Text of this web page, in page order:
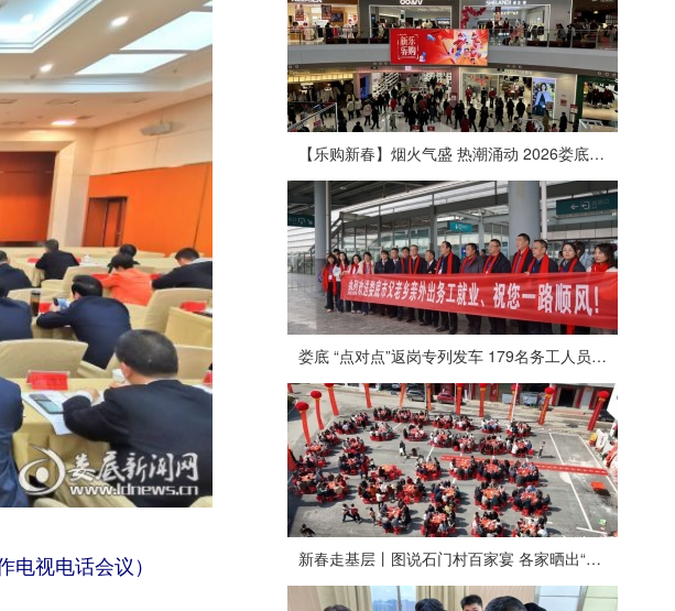
电视电话会议）
【乐购新春】烟火气盛 热潮涌动 2026娄底春节消费市场喜迎“开门红”
娄底 “点对点”返岗专列发车 179名务工人员免费赴沪
新春走基层丨图说石门村百家宴 各家晒出“拿手菜”